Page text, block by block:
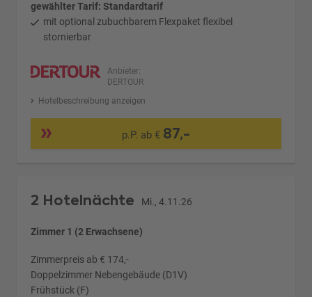
gewählter Tarif: Standardtarif
mit optional zubuchbarem Flexpaket flexibel
stornierbar
Anbieter:
DERTOUR
Hotelbeschreibung anzeigen
p.P. ab € 87,-
2 Hotelnächte Mi., 4.11.26
Zimmer 1 (2 Erwachsene)
Zimmerpreis ab € 174,-
Doppelzimmer Nebengebäude (D1V)
Frühstück (F)